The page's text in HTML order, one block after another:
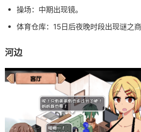
操场：中期出现镜。
体育仓库：15日后夜晚时段出现谜之商
河边